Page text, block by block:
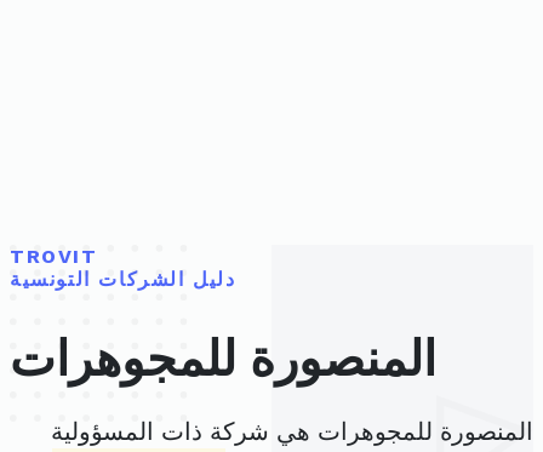
TROVIT
دليل الشركات التونسية
المنصورة للمجوهرات
المنصورة للمجوهرات هي شركة ذات المسؤولية